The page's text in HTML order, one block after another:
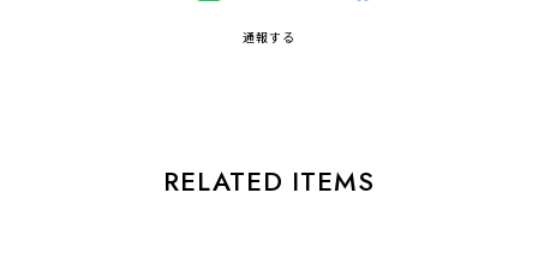
通報する
RELATED ITEMS